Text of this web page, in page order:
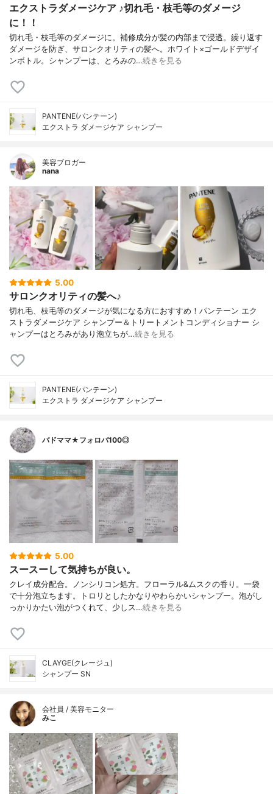
エクストラダメージケア ♪切れ毛・枝毛等のダメージ
に！！
切れ毛・枝毛等のダメージに。補修成分が髪の内部まで浸透。繰り返す
ダメージを防ぎ、サロンクオリティの髪へ。ホワイト×ゴールドデザイ
ンボトル。シャンプーは、とろみの…続きを見る
PANTENE(パンテーン)
エクストラ ダメージケア シャンプー
美容ブロガー
nana
5.00
サロンクオリティの髪へ♪
切れ毛、枝毛等のダメージが気になる方におすすめ！パンテーン エク
ストラダメージケア シャンプー＆トリートメントコンディショナー シ
ャンプーはとろみがあり泡立ちが…続きを見る
PANTENE(パンテーン)
エクストラ ダメージケア シャンプー
バドママ★フォロバ100◎
5.00
スースーして気持ちが良い。
クレイ成分配合。ノンシリコン処方。フローラル&ムスクの香り。一袋
で十分泡立ちます。トロリとしたかなりやわらかいシャンプー。泡がし
っかりかたい泡がつくれて、少しス…続きを見る
CLAYGE(クレージュ)
シャンプー SN
会社員 / 美容モニター
みこ